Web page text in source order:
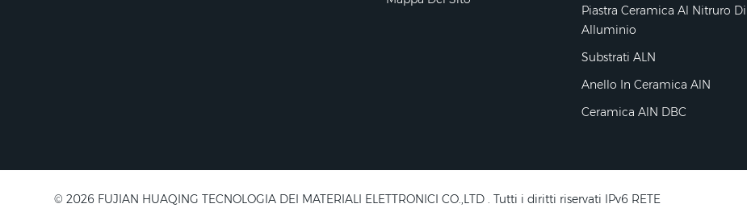
Piastra Ceramica Al Nitruro Di
Alluminio
Substrati ALN
Anello In Ceramica AlN
Ceramica AlN DBC
© 2026 FUJIAN HUAQING TECNOLOGIA DEI MATERIALI ELETTRONICI CO.,LTD . Tutti i diritti riservati IPv6 RETE